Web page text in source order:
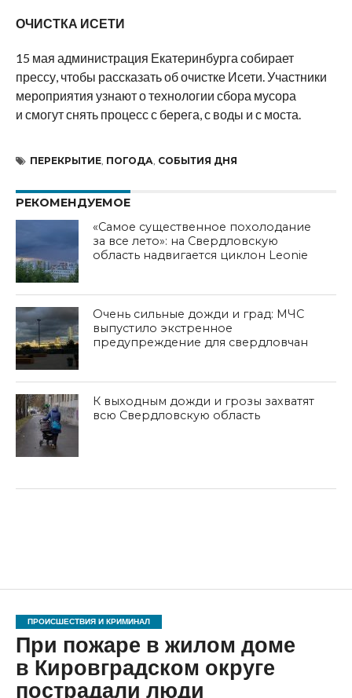
ОЧИСТКА ИСЕТИ
15 мая администрация Екатеринбурга собирает
прессу, чтобы рассказать об очистке Исети. Участники
мероприятия узнают о технологии сбора мусора
и смогут снять процесс с берега, с воды и с моста.
ПЕРЕКРЫТИЕ, ПОГОДА СОБЫТИЯ ДНЯ
РЕКОМЕНДУЕМОЕ
«Самое существенное похолодание
за все лето»: на Свердловскую
область надвигается циклон Leonie
Очень сильные дожди и град: МЧС
выпустило экстренное
предупреждение для свердловчан
К выходным дожди и грозы захватят
всю Свердловскую область
ПРОИСШЕСТВИЯ И КРИМИНАЛ
При пожаре в жилом доме
в Кировградском округе
пострадали люди